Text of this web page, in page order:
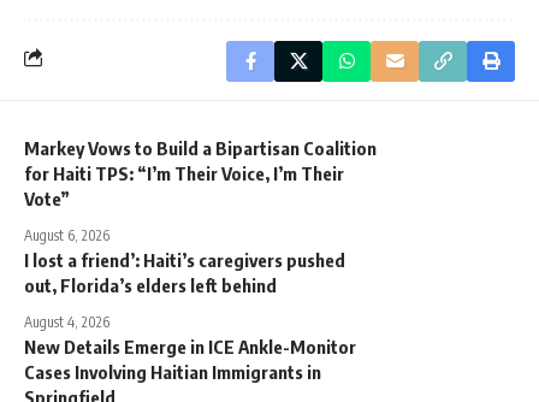
Markey Vows to Build a Bipartisan Coalition
for Haiti TPS: “I’m Their Voice, I’m Their
Vote”
August 6, 2026
I lost a friend’: Haiti’s caregivers pushed
out, Florida’s elders left behind
August 4, 2026
New Details Emerge in ICE Ankle-Monitor
Cases Involving Haitian Immigrants in
Springfield